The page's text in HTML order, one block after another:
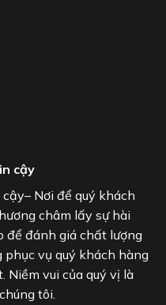
cậy
Nơi để quý khách
châm lấy sự hài
để đánh giá chất lượng
phục vụ quý khách hàng
vui của quý vị là
tôi.